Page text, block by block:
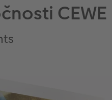
CEWE